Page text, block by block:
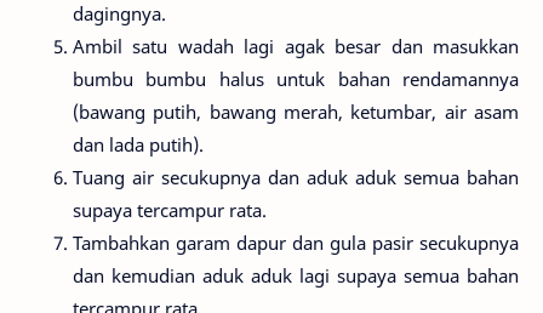
dagingnya.
Ambil satu wadah lagi agak besar dan masukkan
bumbu bumbu halus untuk bahan rendamannya
(bawang putih, bawang merah, ketumbar, air asam
dan lada putih).
Tuang air secukupnya dan aduk aduk semua bahan
supaya tercampur rata.
Tambahkan garam dapur dan gula pasir secukupnya
dan kemudian aduk aduk lagi supaya semua bahan
tercampur rata.